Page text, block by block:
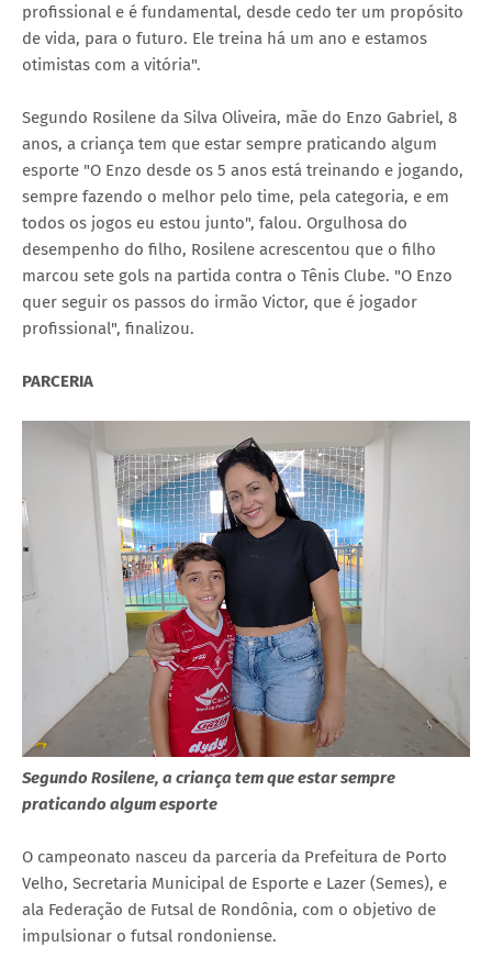
profissional e é fundamental, desde cedo ter um propósito
de vida, para o futuro. Ele treina há um ano e estamos
otimistas com a vitória".
Segundo Rosilene da Silva Oliveira, mãe do Enzo Gabriel, 8
anos, a criança tem que estar sempre praticando algum
esporte "O Enzo desde os 5 anos está treinando e jogando,
sempre fazendo o melhor pelo time, pela categoria, e em
todos os jogos eu estou junto", falou. Orgulhosa do
desempenho do filho, Rosilene acrescentou que o filho
marcou sete gols na partida contra o Tênis Clube. "O Enzo
quer seguir os passos do irmão Victor, que é jogador
profissional", finalizou.
PARCERIA
Segundo Rosilene, a criança tem que estar sempre
praticando algum esporte
O campeonato nasceu da parceria da Prefeitura de Porto
Velho, Secretaria Municipal de Esporte e Lazer (Semes), e
ala Federação de Futsal de Rondônia, com o objetivo de
impulsionar o futsal rondoniense.